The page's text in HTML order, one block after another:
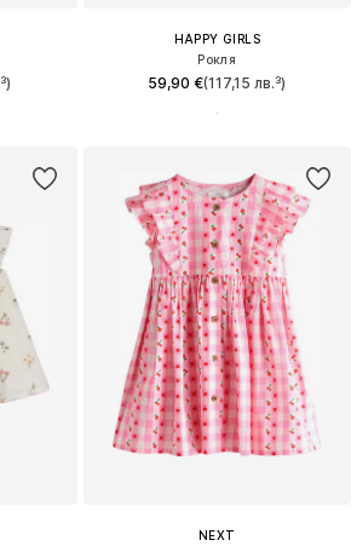
HAPPY GIRLS
Рокля
59,90 €(117,15 лв.³)
NEXT